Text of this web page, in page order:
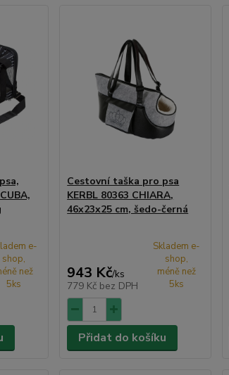
e-
shop,
než
5ks
Cestovní taška pro psa
KERBL 80363 CHIARA,
46x23x25 cm, šedo-černá
943 Kč/ks
779 Kč bez DPH
Skladem e-
shop,
méně než
5ks
Přidat do košíku